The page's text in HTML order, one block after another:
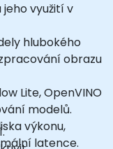
jeho využití v
hlubokého
obrazu
Lite, OpenVINO
modelů.
výkonu,
latence.